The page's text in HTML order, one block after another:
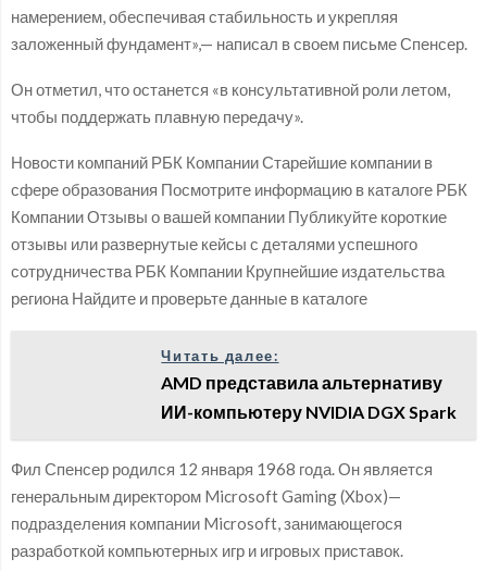
намерением, обеспечивая стабильность и укрепляя
заложенный фундамент»,— написал в своем письме Спенсер.
Он отметил, что останется «в консультативной роли летом,
чтобы поддержать плавную передачу».
Новости компаний РБК Компании Старейшие компании в
сфере образования Посмотрите информацию в каталоге РБК
Компании Отзывы о вашей компании Публикуйте короткие
отзывы или развернутые кейсы с деталями успешного
сотрудничества РБК Компании Крупнейшие издательства
региона Найдите и проверьте данные в каталоге
Читать далее:
AMD представила альтернативу
ИИ-компьютеру NVIDIA DGX Spark
Фил Спенсер родился 12 января 1968 года. Он является
генеральным директором Microsoft Gaming (Xbox)—
подразделения компании Microsoft, занимающегося
разработкой компьютерных игр и игровых приставок.